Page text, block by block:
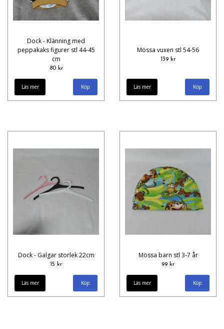
Dock - Klänning med
peppakaks figurer stl 44-45
cm
80 kr
Läs mer
Mössa vuxen stl 54-56
139 kr
Läs mer
Dock - Galgar storlek 22cm
15 kr
Läs mer Köp
Mössa barn stl 3-7 år
99 kr
Läs mer